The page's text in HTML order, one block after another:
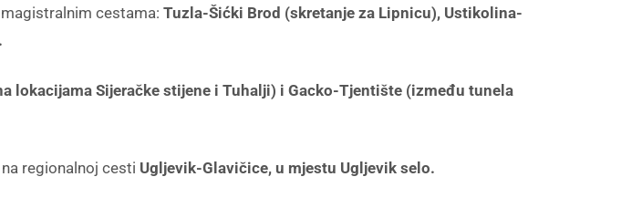
magistralnim cestama: Tuzla-Šićki Brod (skretanje za Lipnicu), Ustikolina-
lokacijama Sijeračke stijene i Tuhalji) i Gacko-Tjentište (između tunela
na regionalnoj cesti Ugljevik-Glavičice, u mjestu Ugljevik selo.